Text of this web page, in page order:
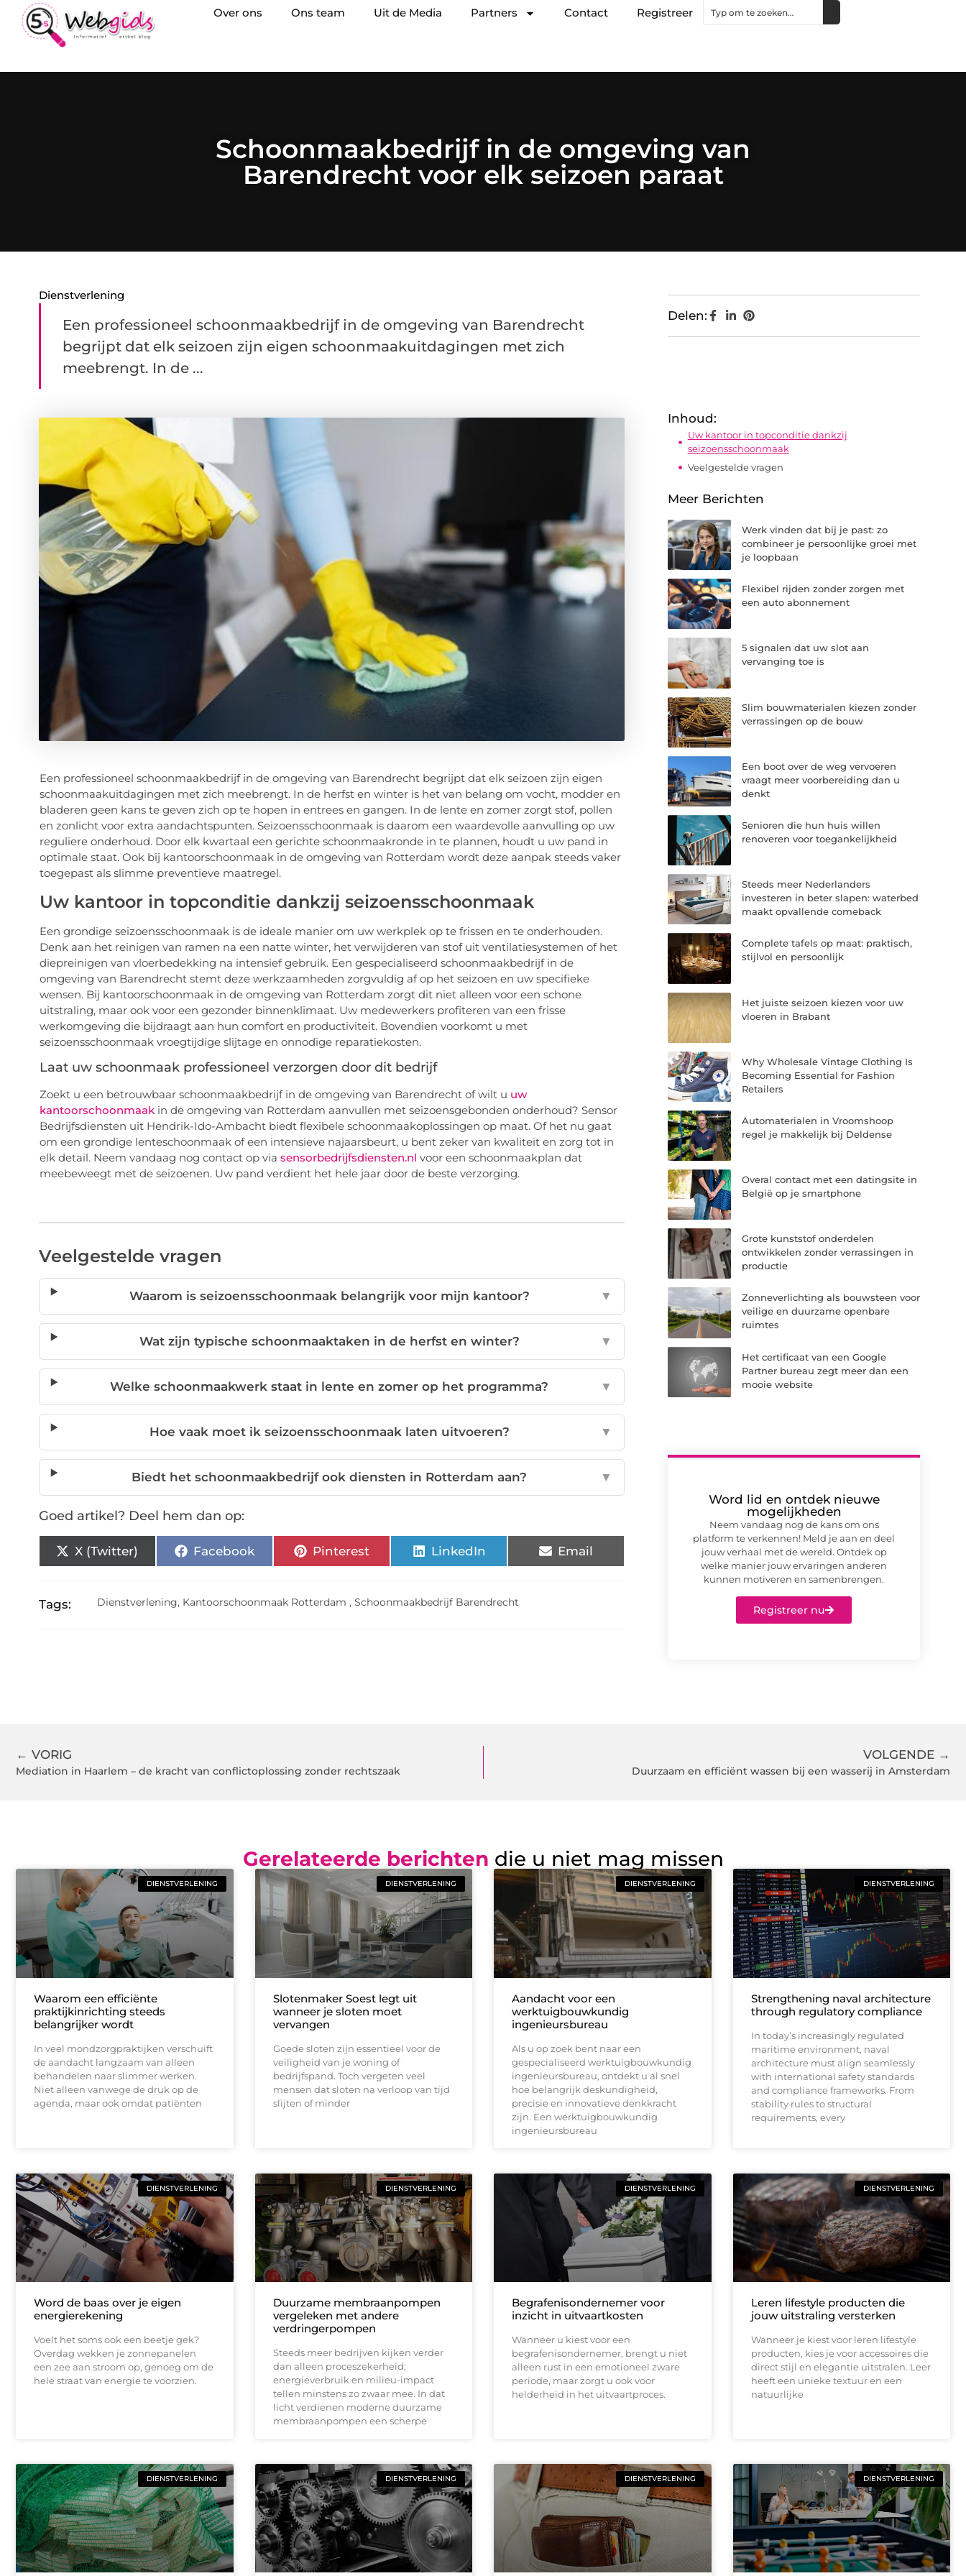
Over ons Ons team Uit de Media Partners Contact Registreer
Schoonmaakbedrijf in de omgeving van
Barendrecht voor elk seizoen paraat
Dienstverlening
Een professioneel schoonmaakbedrijf in de omgeving van Barendrecht
begrijpt dat elk seizoen zijn eigen schoonmaakuitdagingen met zich
meebrengt. In de ...
Een professioneel schoonmaakbedrijf in de omgeving van Barendrecht begrijpt dat elk seizoen zijn eigen
schoonmaakuitdagingen met zich meebrengt. In de herfst en winter is het van belang om vocht, modder en
bladeren geen kans te geven zich op te hopen in entrees en gangen. In de lente en zomer zorgt stof, pollen
en zonlicht voor extra aandachtspunten. Seizoensschoonmaak is daarom een waardevolle aanvulling op uw
reguliere onderhoud. Door elk kwartaal een gerichte schoonmaakronde in te plannen, houdt u uw pand in
optimale staat. Ook bij kantoorschoonmaak in de omgeving van Rotterdam wordt deze aanpak steeds vaker
toegepast als slimme preventieve maatregel.
Uw kantoor in topconditie dankzij seizoensschoonmaak
Een grondige seizoensschoonmaak is de ideale manier om uw werkplek op te frissen en te onderhouden.
Denk aan het reinigen van ramen na een natte winter, het verwijderen van stof uit ventilatiesystemen of het
diepreinigen van vloerbedekking na intensief gebruik. Een gespecialiseerd schoonmaakbedrijf in de
omgeving van Barendrecht stemt deze werkzaamheden zorgvuldig af op het seizoen en uw specifieke
wensen. Bij kantoorschoonmaak in de omgeving van Rotterdam zorgt dit niet alleen voor een schone
uitstraling, maar ook voor een gezonder binnenklimaat. Uw medewerkers profiteren van een frisse
werkomgeving die bijdraagt aan hun comfort en productiviteit. Bovendien voorkomt u met
seizoensschoonmaak vroegtijdige slijtage en onnodige reparatiekosten.
Laat uw schoonmaak professioneel verzorgen door dit bedrijf
Zoekt u een betrouwbaar schoonmaakbedrijf in de omgeving van Barendrecht of wilt u uw
kantoorschoonmaakin de omgeving van Rotterdam aanvullen met seizoensgebonden onderhoud? Sensor
Bedrijfsdiensten uit Hendrik-Ido-Ambacht biedt flexibele schoonmaakoplossingen op maat. Of het nu gaat
om een grondige lenteschoonmaak of een intensieve najaarsbeurt, u bent zeker van kwaliteit en zorg tot in
elk detail. Neem vandaag nog contact op via sensorbedrijfsdiensten.nl voor een schoonmaakplan dat
meebeweegt met de seizoenen. Uw pand verdient het hele jaar door de beste verzorging.
Veelgestelde vragen
Waarom is seizoensschoonmaak belangrijk voor mijn kantoor? ▼
Wat zijn typische schoonmaaktaken in de herfst en winter? ▼
Welke schoonmaakwerk staat in lente en zomer op het programma? ▼
Hoe vaak moet ik seizoensschoonmaak laten uitvoeren? ▼
Biedt het schoonmaakbedrijf ook diensten in Rotterdam aan? ▼
Goed artikel? Deel hem dan op:
X (Twitter) Facebook Pinterest LinkedIn Email
Tags: Dienstverlening, Kantoorschoonmaak Rotterdam ,Schoonmaakbedrijf Barendrecht
Delen:
Inhoud:
Uw kantoor in topconditie dankzij
seizoensschoonmaak
Veelgestelde vragen
Meer Berichten
Werk vinden dat bij je past: zo
combineer je persoonlijke groei met
je loopbaan
Flexibel rijden zonder zorgen met
een auto abonnement
5 signalen dat uw slot aan
vervanging toe is
Slim bouwmaterialen kiezen zonder
verrassingen op de bouw
Een boot over de weg vervoeren
vraagt meer voorbereiding dan u
denkt
Senioren die hun huis willen
renoveren voor toegankelijkheid
Steeds meer Nederlanders
investeren in beter slapen: waterbed
maakt opvallende comeback
Complete tafels op maat: praktisch,
stijlvol en persoonlijk
Het juiste seizoen kiezen voor uw
vloeren in Brabant
Why Wholesale Vintage Clothing Is
Becoming Essential for Fashion
Retailers
Automaterialen in Vroomshoop
regel je makkelijk bij Deldense
Overal contact met een datingsite in
België op je smartphone
Grote kunststof onderdelen
ontwikkelen zonder verrassingen in
productie
Zonneverlichting als bouwsteen voor
veilige en duurzame openbare
ruimtes
Het certificaat van een Google
Partner bureau zegt meer dan een
mooie website
Word lid en ontdek nieuwe
mogelijkheden
Neem vandaag nog de kans om ons
platform te verkennen! Meld je aan en deel
jouw verhaal met de wereld. Ontdek op
welke manier jouw ervaringen anderen
kunnen motiveren en samenbrengen.
Registreer nu
← VORIG
Mediation in Haarlem – de kracht van conflictoplossing zonder rechtszaak
VOLGENDE →
Duurzaam en efficiënt wassen bij een wasserij in Amsterdam
Gerelateerde berichten die u niet mag missen
DIENSTVERLENING
Waarom een efficiënte
praktijkinrichting steeds
belangrijker wordt
In veel mondzorgpraktijken verschuift
de aandacht langzaam van alleen
behandelen naar slimmer werken.
Niet alleen vanwege de druk op de
agenda, maar ook omdat patiënten
DIENSTVERLENING
Slotenmaker Soest legt uit
wanneer je sloten moet
vervangen
Goede sloten zijn essentieel voor de
veiligheid van je woning of
bedrijfspand. Toch vergeten veel
mensen dat sloten na verloop van tijd
slijten of minder
DIENSTVERLENING
Aandacht voor een
werktuigbouwkundig
ingenieursbureau
Als u op zoek bent naar een
gespecialiseerd werktuigbouwkundig
ingenieursbureau, ontdekt u al snel
hoe belangrijk deskundigheid,
precisie en innovatieve denkkracht
zijn. Een werktuigbouwkundig
ingenieursbureau
DIENSTVERLENING
Strengthening naval architecture
through regulatory compliance
In today’s increasingly regulated
maritime environment, naval
architecture must align seamlessly
with international safety standards
and compliance frameworks. From
stability rules to structural
requirements, every
DIENSTVERLENING
Word de baas over je eigen
energierekening
Voelt het soms ook een beetje gek?
Overdag wekken je zonnepanelen
een zee aan stroom op, genoeg om de
hele straat van energie te voorzien.
DIENSTVERLENING
Duurzame membraanpompen
vergeleken met andere
verdringerpompen
Steeds meer bedrijven kijken verder
dan alleen proceszekerheid;
energieverbruik en milieu-impact
tellen minstens zo zwaar mee. In dat
licht verdienen moderne duurzame
membraanpompen een scherpe
DIENSTVERLENING
Begrafenisondernemer voor
inzicht in uitvaartkosten
Wanneer u kiest voor een
begrafenisondernemer, brengt u niet
alleen rust in een emotioneel zware
periode, maar zorgt u ook voor
helderheid in het uitvaartproces.
DIENSTVERLENING
Leren lifestyle producten die
jouw uitstraling versterken
Wanneer je kiest voor leren lifestyle
producten, kies je voor accessoires die
direct stijl en elegantie uitstralen. Leer
heeft een unieke textuur en een
natuurlijke
DIENSTVERLENING DIENSTVERLENING DIENSTVERLENING DIENSTVERLENING